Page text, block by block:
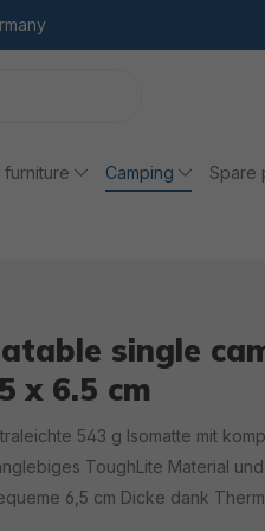
furniture Camping Spare
single
x 6.5 cm
543 g Isomatte mit
ToughLite Material
6,5 cm Dicke dank